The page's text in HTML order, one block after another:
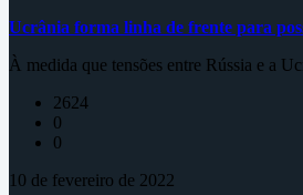
Ucrânia forma linha de frente para
À medida que tensões entre Rússia e a
2624
0
0
10 de fevereiro de 2022